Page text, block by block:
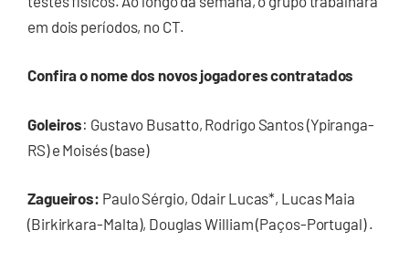
em dois períodos, no CT.
Confira o nome dos novos jogadores contratados
Goleiros: Gustavo Busatto, Rodrigo Santos (Ypiranga-
RS) e Moisés (base)
Zagueiros: Paulo Sérgio, Odair Lucas*, Lucas Maia
(Birkirkara-Malta), Douglas William (Paços-Portugal) .